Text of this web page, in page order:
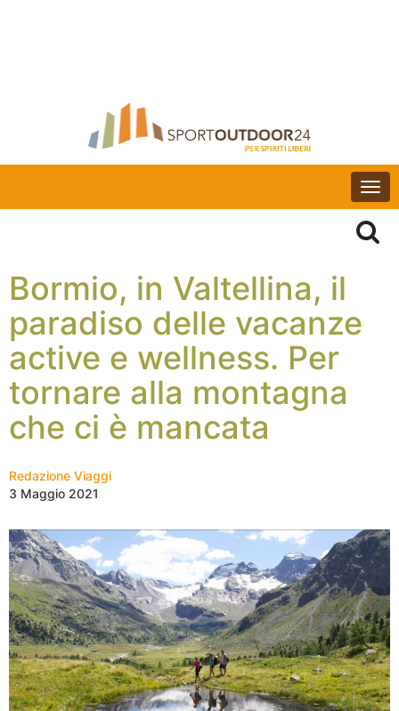
Bormio, in Valtellina, il
paradiso delle vacanze
active e wellness. Per
tornare alla montagna
che ci è mancata
Redazione Viaggi
3 Maggio 2021